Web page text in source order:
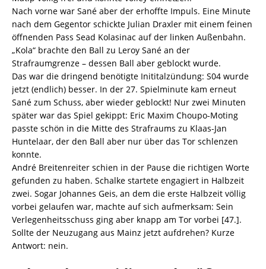
Nach vorne war Sané aber der erhoffte Impuls. Eine Minute
nach dem Gegentor schickte Julian Draxler mit einem feinen
öffnenden Pass Sead Kolasinac auf der linken Außenbahn.
„Kola“ brachte den Ball zu Leroy Sané an der
Strafraumgrenze – dessen Ball aber geblockt wurde.
Das war die dringend benötigte Inititalzündung: S04 wurde
jetzt (endlich) besser. In der 27. Spielminute kam erneut
Sané zum Schuss, aber wieder geblockt! Nur zwei Minuten
später war das Spiel gekippt: Eric Maxim Choupo-Moting
passte schön in die Mitte des Strafraums zu Klaas-Jan
Huntelaar, der den Ball aber nur über das Tor schlenzen
konnte.
André Breitenreiter schien in der Pause die richtigen Worte
gefunden zu haben. Schalke startete engagiert in Halbzeit
zwei. Sogar Johannes Geis, an dem die erste Halbzeit völlig
vorbei gelaufen war, machte auf sich aufmerksam: Sein
Verlegenheitsschuss ging aber knapp am Tor vorbei [47.].
Sollte der Neuzugang aus Mainz jetzt aufdrehen? Kurze
Antwort: nein.